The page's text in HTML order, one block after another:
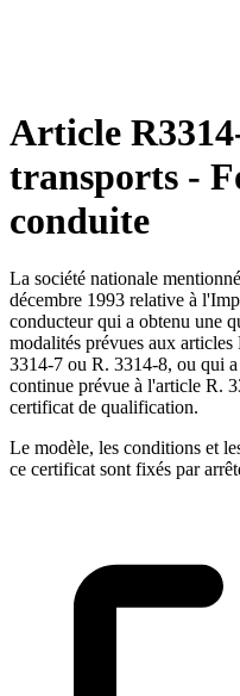
Article
transports -
conduite
La société nationale
décembre 1993 relative à
conducteur qui a obtenu une
modalités prévues aux
3314-7 ou R. 3314-8, ou qui
continue prévue à l'article R.
certificat de qualification.
Le modèle, les conditions et
ce certificat sont fixés par